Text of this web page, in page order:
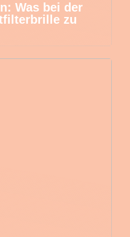
Was bei der
zu